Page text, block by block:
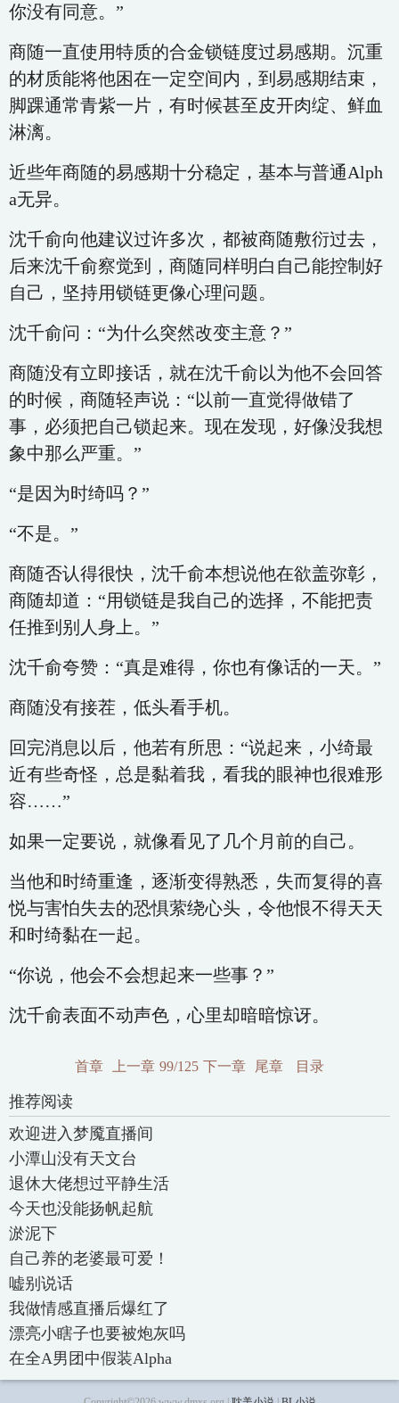
你没有同意。”
商随一直使用特质的合金锁链度过易感期。沉重
的材质能将他困在一定空间内，到易感期结束，
脚踝通常青紫一片，有时候甚至皮开肉绽、鲜血
淋漓。
近些年商随的易感期十分稳定，基本与普通Alph
a无异。
沈千俞向他建议过许多次，都被商随敷衍过去，
后来沈千俞察觉到，商随同样明白自己能控制好
自己，坚持用锁链更像心理问题。
沈千俞问：“为什么突然改变主意？”
商随没有立即接话，就在沈千俞以为他不会回答
的时候，商随轻声说：“以前一直觉得做错了
事，必须把自己锁起来。现在发现，好像没我想
象中那么严重。”
“是因为时绮吗？”
“不是。”
商随否认得很快，沈千俞本想说他在欲盖弥彰，
商随却道：“用锁链是我自己的选择，不能把责
任推到别人身上。”
沈千俞夸赞：“真是难得，你也有像话的一天。”
商随没有接茬，低头看手机。
回完消息以后，他若有所思：“说起来，小绮最
近有些奇怪，总是黏着我，看我的眼神也很难形
容……”
如果一定要说，就像看见了几个月前的自己。
当他和时绮重逢，逐渐变得熟悉，失而复得的喜
悦与害怕失去的恐惧萦绕心头，令他恨不得天天
和时绮黏在一起。
“你说，他会不会想起来一些事？”
沈千俞表面不动声色，心里却暗暗惊讶。
首章 上一章 99/125 下一章 尾章 目录
推荐阅读
欢迎进入梦魇直播间
小潭山没有天文台
退休大佬想过平静生活
今天也没能扬帆起航
淤泥下
自己养的老婆最可爱！
嘘别说话
我做情感直播后爆红了
漂亮小瞎子也要被炮灰吗
在全A男团中假装Alpha